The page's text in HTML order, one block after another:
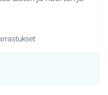
Koko Tuusulamukaan: Liikunta ja